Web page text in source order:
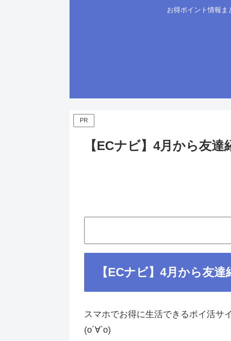
お得ポイント情報
PR
【ECナビ】4月から友
【ECナビ】4月から友
スマホでお得に生活できるポイ活サ
(о´∀`о)